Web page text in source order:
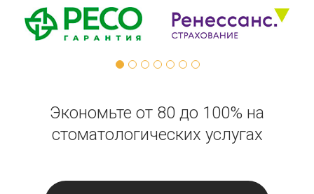
Экономьте от 80 до 100% на
стоматологических услугах